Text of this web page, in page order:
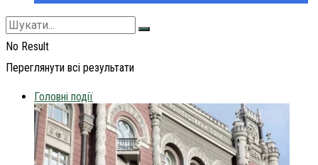
No Result
Переглянути всі результати
Головні події